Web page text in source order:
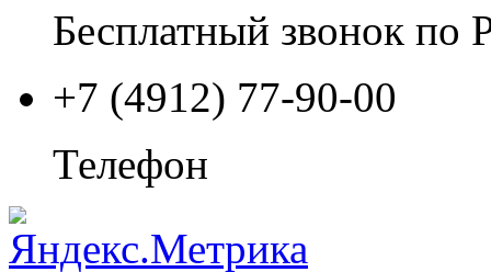
Бесплатный звонок по
+7 (4912) 77-90-00
Телефон